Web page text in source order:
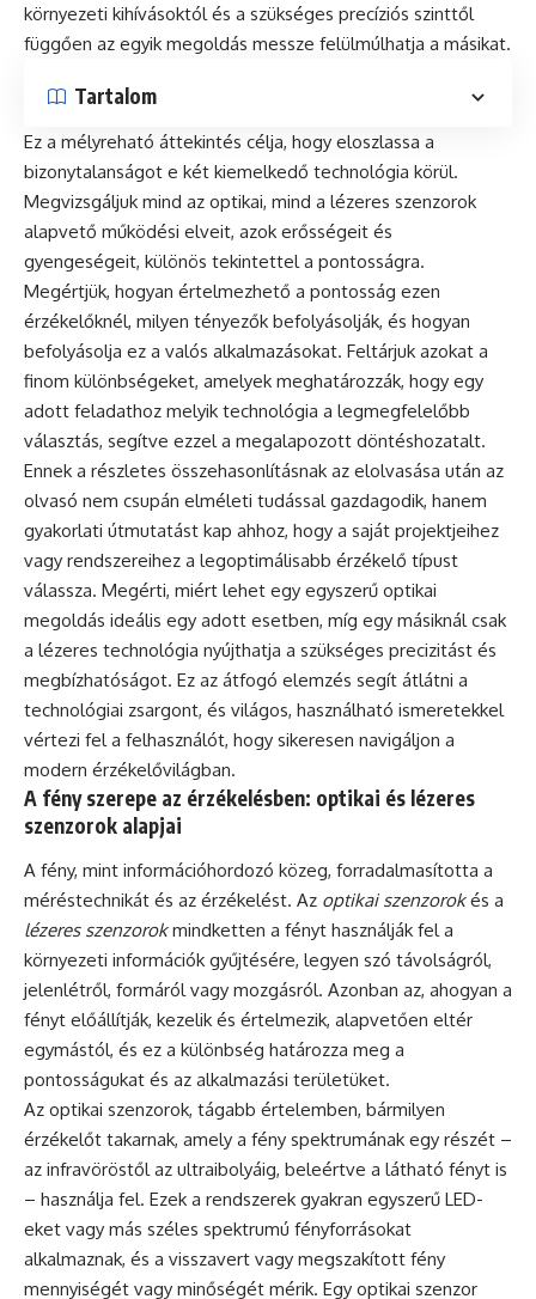
környezeti kihívásoktól és a szükséges precíziós szinttől
függően az egyik megoldás messze felülmúlhatja a másikat.
Tartalom
Ez a mélyreható áttekintés célja, hogy eloszlassa a
bizonytalanságot e két kiemelkedő technológia körül.
Megvizsgáljuk mind az optikai, mind a lézeres szenzorok
alapvető működési elveit, azok erősségeit és
gyengeségeit, különös tekintettel a pontosságra.
Megértjük, hogyan értelmezhető a pontosság ezen
érzékelőknél, milyen tényezők befolyásolják, és hogyan
befolyásolja ez a valós alkalmazásokat. Feltárjuk azokat a
finom különbségeket, amelyek meghatározzák, hogy egy
adott feladathoz melyik technológia a legmegfelelőbb
választás, segítve ezzel a megalapozott döntéshozatalt.
Ennek a részletes összehasonlításnak az elolvasása után az
olvasó nem csupán elméleti tudással gazdagodik, hanem
gyakorlati útmutatást kap ahhoz, hogy a saját projektjeihez
vagy rendszereihez a legoptimálisabb érzékelő típust
válassza. Megérti, miért lehet egy egyszerű optikai
megoldás ideális egy adott esetben, míg egy másiknál csak
a lézeres technológia nyújthatja a szükséges precizitást és
megbízhatóságot. Ez az átfogó elemzés segít átlátni a
technológiai zsargont, és világos, használható ismeretekkel
vértezi fel a felhasználót, hogy sikeresen navigáljon a
modern érzékelővilágban.
A fény szerepe az érzékelésben: optikai és lézeres
szenzorok alapjai
A fény, mint információhordozó közeg, forradalmasította a
méréstechnikát és az érzékelést. Az optikai szenzorokés a
lézeres szenzorokmindketten a fényt használják fel a
környezeti információk gyűjtésére, legyen szó távolságról,
jelenlétről, formáról vagy mozgásról. Azonban az, ahogyan a
fényt előállítják, kezelik és értelmezik, alapvetően eltér
egymástól, és ez a különbség határozza meg a
pontosságukat és az alkalmazási területüket.
Az optikai szenzorok, tágabb értelemben, bármilyen
érzékelőt takarnak, amely a fény spektrumának egy részét –
az infravöröstől az ultraibolyáig, beleértve a látható fényt is
– használja fel. Ezek a rendszerek gyakran egyszerű LED-
eket vagy más széles spektrumú fényforrásokat
alkalmaznak, és a visszavert vagy megszakított fény
mennyiségét vagy minőségét mérik. Egy optikai szenzor